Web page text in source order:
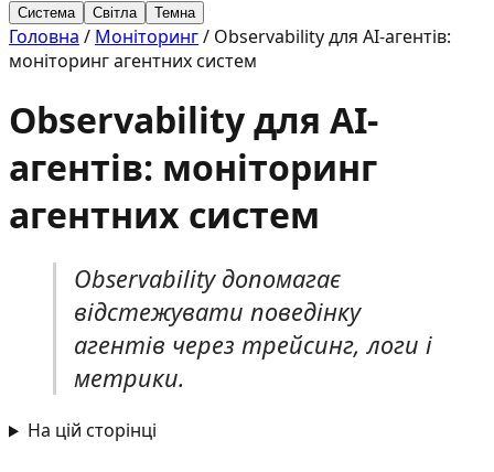
Система Світла Темна
Головна / Моніторинг/ Observability для AI-агентів:
моніторинг агентних систем
Observability для AI-
агентів: моніторинг
агентних систем
Observability допомагає
відстежувати поведінку
агентів через трейсинг, логи і
метрики.
На цій сторінці